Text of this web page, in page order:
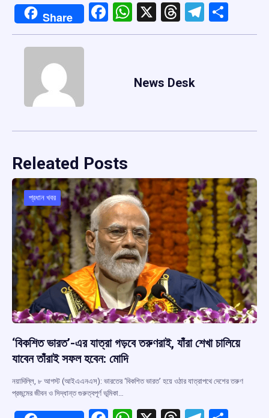
Share Facebook
WhatsApp
X Threads
News Desk
Releated Posts
প্রধান খবর
‘বিকশিত ভারত’-এর যাত্রা গড়বে তরুণরাই, যাঁরা শেখা চালিয়ে
যাবেন তাঁরাই সফল হবেন: মোদি
নয়াদিল্লি, ৮ আগস্ট (আইএএনএস): ভারতের ‘বিকশিত ভারত’ হয়ে ওঠার যাত্রাপথে দেশের তরুণ
প্রজন্মের জীবন ও সিদ্ধান্ত গুরুত্বপূর্ণ ভূমিকা…